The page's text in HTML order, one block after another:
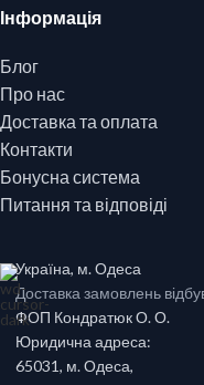
Інформація
Блог
Про нас
Доставка та оплата
Контакти
Бонусна система
Питання та відповіді
Україна, м. Одеса
Доставка замовлень
ФОП Кондратюк О. О.
Юридична адреса:
65031, м. Одеса,